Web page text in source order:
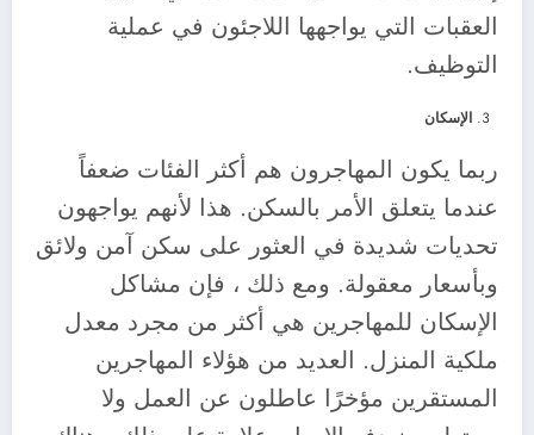
العقبات التي يواجهها اللاجئون في عملية
التوظيف.
الإسكان
ربما يكون المهاجرون هم أكثر الفئات ضعفاً
عندما يتعلق الأمر بالسكن. هذا لأنهم يواجهون
تحديات شديدة في العثور على سكن آمن ولائق
وبأسعار معقولة. ومع ذلك ، فإن مشاكل
الإسكان للمهاجرين هي أكثر من مجرد معدل
ملكية المنزل. العديد من هؤلاء المهاجرين
المستقرين مؤخرًا عاطلون عن العمل ولا